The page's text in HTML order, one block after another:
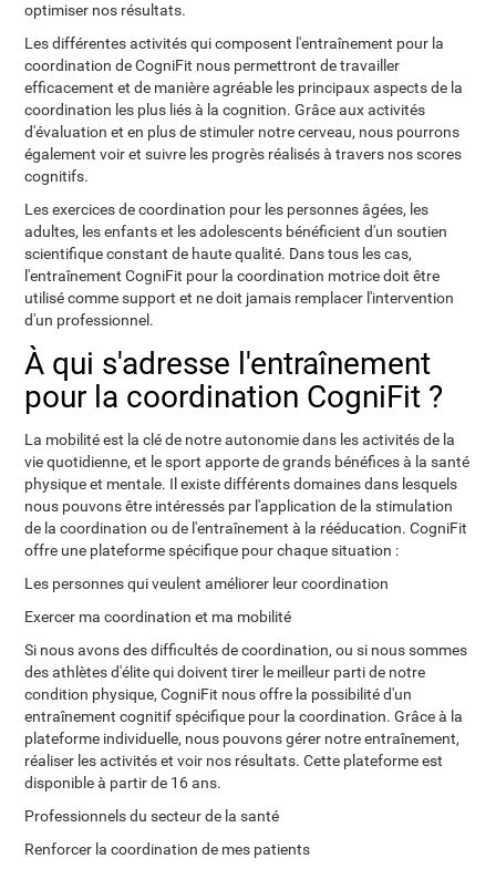
optimiser nos résultats.
Les différentes activités qui composent l'entraînement pour la
coordination de CogniFit nous permettront de travailler
efficacement et de manière agréable les principaux aspects de la
coordination les plus liés à la cognition. Grâce aux activités
d'évaluation et en plus de stimuler notre cerveau, nous pourrons
également voir et suivre les progrès réalisés à travers nos scores
cognitifs.
Les exercices de coordination pour les personnes âgées, les
adultes, les enfants et les adolescents bénéficient d'un soutien
scientifique constant de haute qualité. Dans tous les cas,
l'entraînement CogniFit pour la coordination motrice doit être
utilisé comme support et ne doit jamais remplacer l'intervention
d'un professionnel.
À qui s'adresse l'entraînement
pour la coordination CogniFit ?
La mobilité est la clé de notre autonomie dans les activités de la
vie quotidienne, et le sport apporte de grands bénéfices à la santé
physique et mentale. Il existe différents domaines dans lesquels
nous pouvons être intéressés par l'application de la stimulation
de la coordination ou de l'entraînement à la rééducation. CogniFit
offre une plateforme spécifique pour chaque situation :
Les personnes qui veulent améliorer leur coordination
Exercer ma coordination et ma mobilité
Si nous avons des difficultés de coordination, ou si nous sommes
des athlètes d'élite qui doivent tirer le meilleur parti de notre
condition physique, CogniFit nous offre la possibilité d'un
entraînement cognitif spécifique pour la coordination. Grâce à la
plateforme individuelle, nous pouvons gérer notre entraînement,
réaliser les activités et voir nos résultats. Cette plateforme est
disponible à partir de 16 ans.
Professionnels du secteur de la santé
Renforcer la coordination de mes patients